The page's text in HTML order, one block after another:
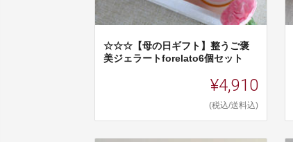
☆☆☆【母の日ギフト】整うご褒
美ジェラートforelato6個セット
¥4,910
(税込/送料込)